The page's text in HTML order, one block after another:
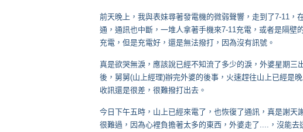
前天晚上，我與表妹尋著發電機的微弱聲響，走到了7-11，
通，通訊也中斷，一堆人拿著手機來7-11充電，或者是隔壁
充電，但是充電好，還是無法撥打，因為沒有訊號。
真是欲哭無淚，應該說已經不知流了多少的淚，外婆星期三
後，舅舅(山上經理)辦完外婆的後事，火速趕往山上已經是
收訊還是很差，很難撥打出去。
今日下午五時，山上已經來電了，也恢復了通訊，真是謝天
很難過，因為心裡負擔著太多的東西，外婆走了....，沒能